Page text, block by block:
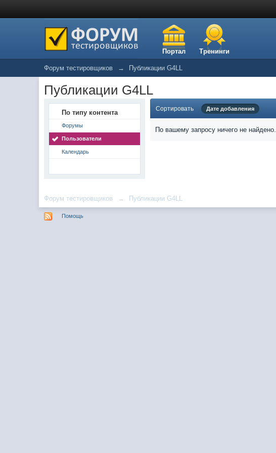
Портал Тренинги
Форум тестировщиков → Публикации G4LL
Публикации G4LL
По типу контента
Форумы
Пользователи
Календарь
Сортировать Дате добавления
По вашему запросу ничего не найдено.
Форум тестировщиков → Публикации G4LL
Помощь